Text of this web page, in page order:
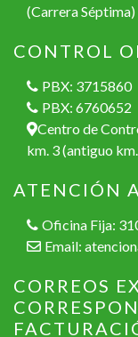
(Carrera
CONTROL
PBX: 3715860
PBX: 6760652
Centro de
km. 3 (antiguo
ATENCIÓN
Oficina Fija:
Email:
CORREOS